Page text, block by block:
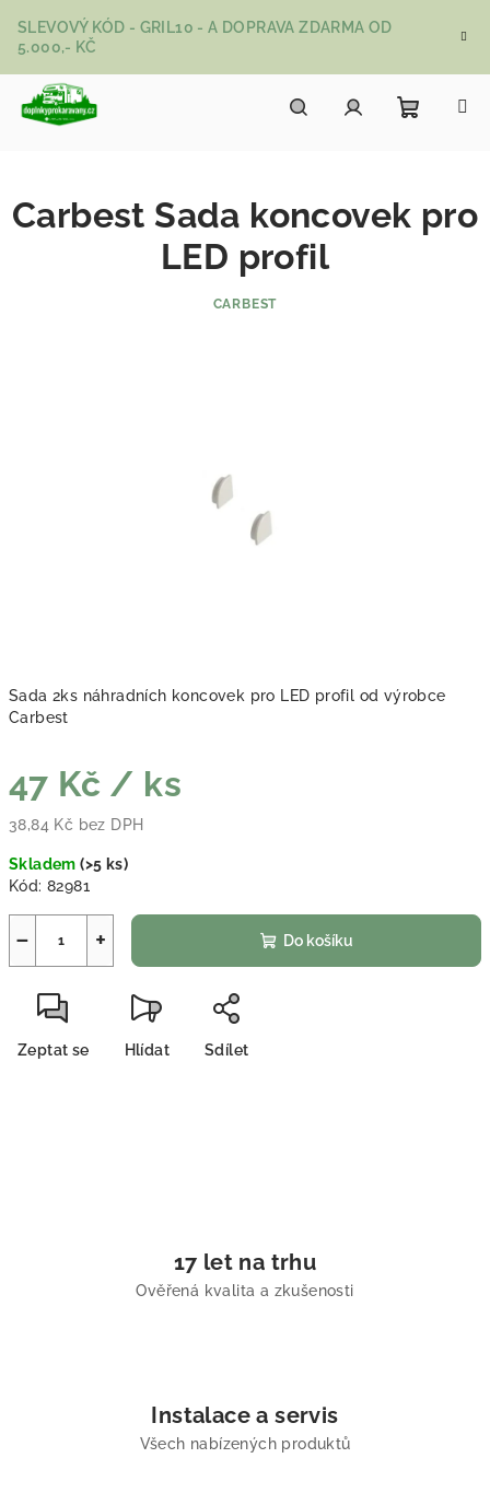
SLEVOVÝ KÓD - GRIL10 - A DOPRAVA ZDARMA OD
5.000,- KČ
Sada 2ks náhradních koncovek pro LED profil od výrobce
Carbest
47 Kč / ks
38,84 Kč bez DPH
Skladem(>5 ks)
Kód: 82981
+
− Do košíku
Zeptat se Hlídat Sdílet
Carbest Sada koncovek pro
LED profil
CARBEST
17 let na trhu
Ověřená kvalita a zkušenosti
Instalace a servis
Všech nabízených produktů